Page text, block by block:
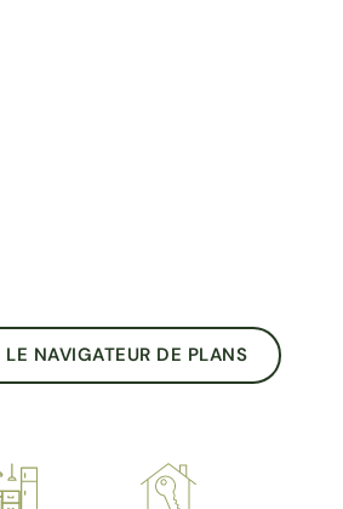
LE NAVIGATEUR DE PLANS